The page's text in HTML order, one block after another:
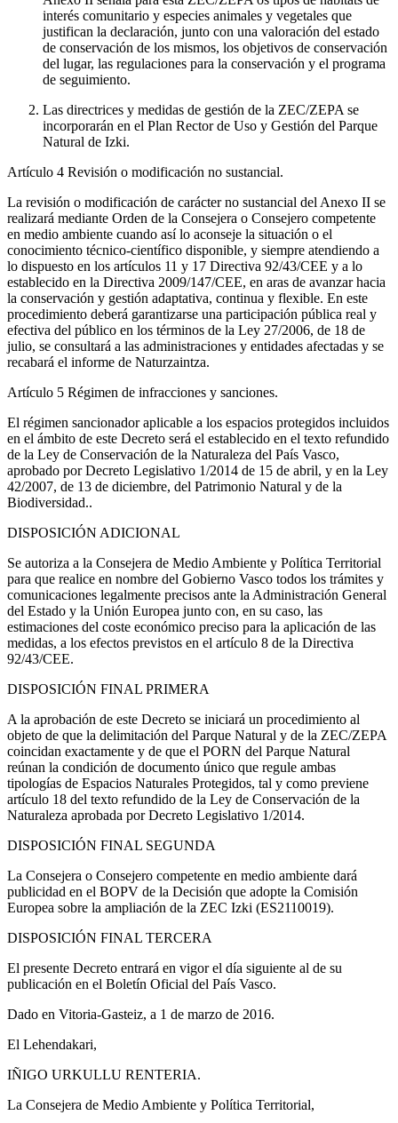
interés comunitario y especies animales y vegetales que
justifican la declaración, junto con una valoración del estado
de conservación de los mismos, los objetivos de conservación
del lugar, las regulaciones para la conservación y el programa
de seguimiento.
Las directrices y medidas de gestión de la ZEC/ZEPA se
incorporarán en el Plan Rector de Uso y Gestión del Parque
Natural de Izki.
Artículo 4 Revisión o modificación no sustancial.
La revisión o modificación de carácter no sustancial del Anexo II se
realizará mediante Orden de la Consejera o Consejero competente
en medio ambiente cuando así lo aconseje la situación o el
conocimiento técnico-científico disponible, y siempre atendiendo a
lo dispuesto en los artículos 11 y 17 Directiva 92/43/CEE y a lo
establecido en la Directiva 2009/147/CEE, en aras de avanzar hacia
la conservación y gestión adaptativa, continua y flexible. En este
procedimiento deberá garantizarse una participación pública real y
efectiva del público en los términos de la Ley 27/2006, de 18 de
julio, se consultará a las administraciones y entidades afectadas y se
recabará el informe de Naturzaintza.
Artículo 5 Régimen de infracciones y sanciones.
El régimen sancionador aplicable a los espacios protegidos incluidos
en el ámbito de este Decreto será el establecido en el texto refundido
de la Ley de Conservación de la Naturaleza del País Vasco,
aprobado por Decreto Legislativo 1/2014 de 15 de abril, y en la Ley
42/2007, de 13 de diciembre, del Patrimonio Natural y de la
Biodiversidad..
DISPOSICIÓN ADICIONAL
Se autoriza a la Consejera de Medio Ambiente y Política Territorial
para que realice en nombre del Gobierno Vasco todos los trámites y
comunicaciones legalmente precisos ante la Administración General
del Estado y la Unión Europea junto con, en su caso, las
estimaciones del coste económico preciso para la aplicación de las
medidas, a los efectos previstos en el artículo 8 de la Directiva
92/43/CEE.
DISPOSICIÓN FINAL PRIMERA
A la aprobación de este Decreto se iniciará un procedimiento al
objeto de que la delimitación del Parque Natural y de la ZEC/ZEPA
coincidan exactamente y de que el PORN del Parque Natural
reúnan la condición de documento único que regule ambas
tipologías de Espacios Naturales Protegidos, tal y como previene
artículo 18 del texto refundido de la Ley de Conservación de la
Naturaleza aprobada por Decreto Legislativo 1/2014.
DISPOSICIÓN FINAL SEGUNDA
La Consejera o Consejero competente en medio ambiente dará
publicidad en el BOPV de la Decisión que adopte la Comisión
Europea sobre la ampliación de la ZEC Izki (ES2110019).
DISPOSICIÓN FINAL TERCERA
El presente Decreto entrará en vigor el día siguiente al de su
publicación en el Boletín Oficial del País Vasco.
Dado en Vitoria-Gasteiz, a 1 de marzo de 2016.
El Lehendakari,
IÑIGO URKULLU RENTERIA.
La Consejera de Medio Ambiente y Política Territorial,